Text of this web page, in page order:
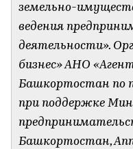
земельно-
ведения
деятельности».
бизнес» АНО
Башкортостан по
при поддержке
Башкортостан,